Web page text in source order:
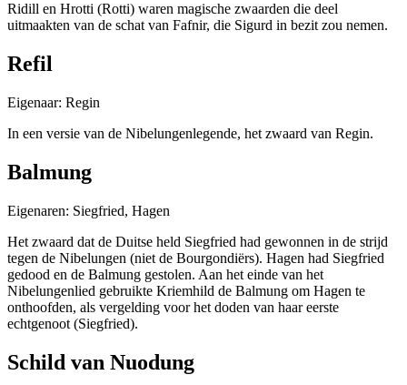
Ridill en Hrotti (Rotti) waren magische zwaarden die deel
uitmaakten van de schat van Fafnir, die Sigurd in bezit zou nemen.
Refil
Eigenaar: Regin
In een versie van de Nibelungenlegende, het zwaard van Regin.
Balmung
Eigenaren: Siegfried, Hagen
Het zwaard dat de Duitse held Siegfried had gewonnen in de strijd
tegen de Nibelungen (niet de Bourgondiërs). Hagen had Siegfried
gedood en de Balmung gestolen. Aan het einde van het
Nibelungenlied gebruikte Kriemhild de Balmung om Hagen te
onthoofden, als vergelding voor het doden van haar eerste
echtgenoot (Siegfried).
Schild van Nuodung